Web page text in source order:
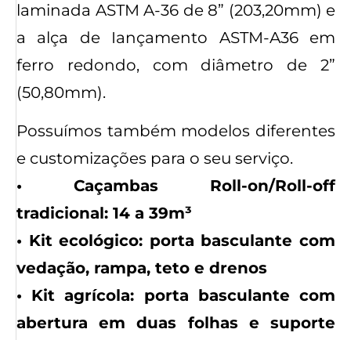
laminada ASTM A-36 de 8” (203,20mm) e
a alça de Iançamento ASTM-A36 em
ferro redondo, com diâmetro de 2”
(50,80mm).
Possuímos também modelos diferentes
e customizações para o seu serviço.
• Caçambas Roll-on/Roll-off
tradicional: 14 a 39m³
• Kit ecológico: porta basculante com
vedação, rampa, teto e drenos
• Kit agrícola: porta basculante com
abertura em duas folhas e suporte